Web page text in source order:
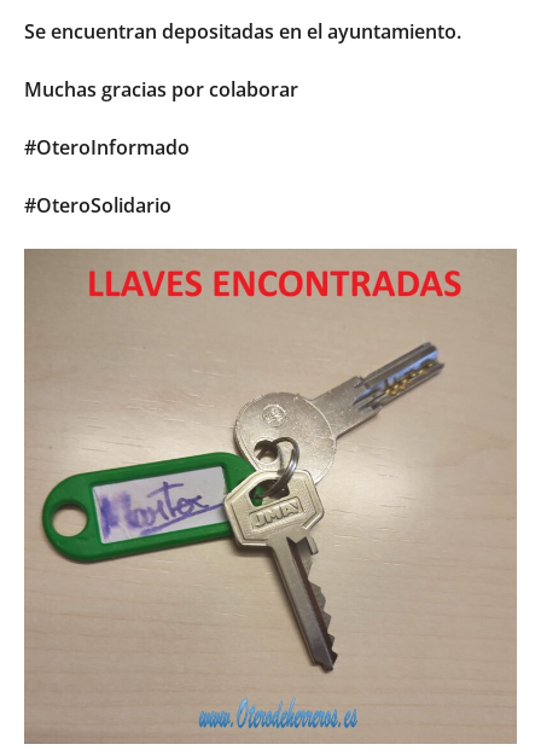
Se encuentran depositadas en el ayuntamiento.
Muchas gracias por colaborar
#OteroInformado
#OteroSolidario